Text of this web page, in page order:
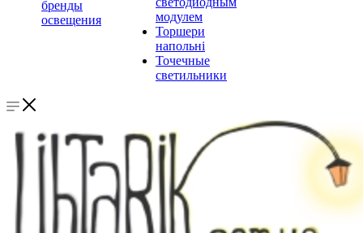
бренды
освещения
модулем
Торшери
напольні
Точечные
светильники